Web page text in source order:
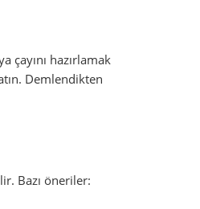
çayını hazırlamak
Demlendikten
Bazı öneriler: